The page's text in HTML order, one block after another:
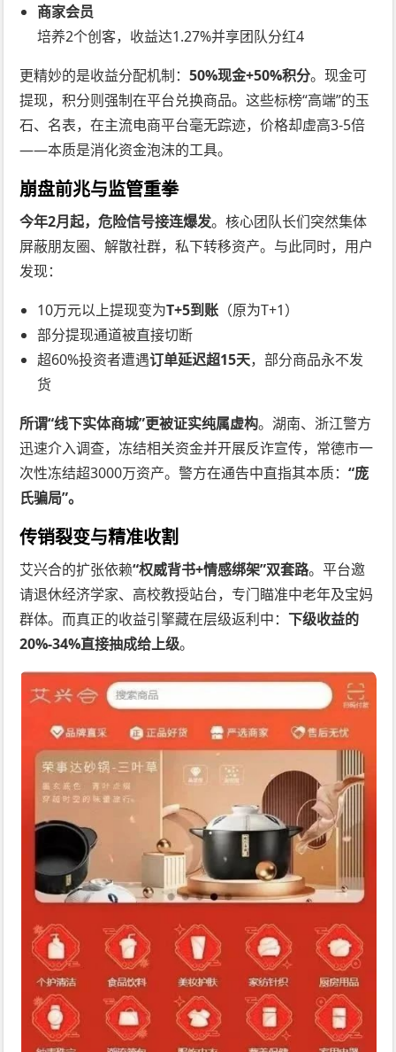
商家会员
培养2个创客，收益达1.27%并享团队分红4
更精妙的是收益分配机制：50%现金+50%积分。现金可
提现，积分则强制在平台兑换商品。这些标榜“高端”的玉
石、名表，在主流电商平台毫无踪迹，价格却虚高3-5倍
——本质是消化资金泡沫的工具。
崩盘前兆与监管重拳
今年2月起，危险信号接连爆发。核心团队长们突然集体
屏蔽朋友圈、解散社群，私下转移资产。与此同时，用户
发现：
10万元以上提现变为T+5到账（原为T+1）
部分提现通道被直接切断
超60%投资者遭遇订单延迟超15天，部分商品永不发
货
所谓“线下实体商城”更被证实纯属虚构。湖南、浙江警方
迅速介入调查，冻结相关资金并开展反诈宣传，常德市一
次性冻结超3000万资产。警方在通告中直指其本质：“庞
氏骗局”。
传销裂变与精准收割
艾兴合的扩张依赖“权威背书+情感绑架”双套路。平台邀
请退休经济学家、高校教授站台，专门瞄准中老年及宝妈
群体。而真正的收益引擎藏在层级返利中：下级收益的
20%-34%直接抽成给上级。